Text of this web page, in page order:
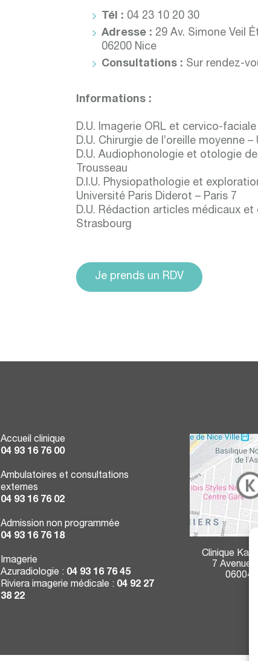
Tél : 04 23 10 20 30
Adresse :29 Av. Simone Veil
06200 Nice
Consultations : Sur rendez-
Informations :
D.U. Imagerie ORL et cervico-
D.U. Chirurgie de l’oreille moyenne
D.U. Audiophonologie et otologie
Trousseau
D.I.U. Physiopathologie et
Université Paris Diderot – Paris 7
D.U. Rédaction articles médicaux
Strasbourg
Je prends un RDV
Accueil clinique
04 93 16 76 00
Ambulatoires et consultations
externes
04 93 16 76 02
Admission non programmée
04 93 16 76 18
Imagerie
Azuradiologie : 04 93 16 76 45
Riviera imagerie médicale : 04 92 27
38 22
Clinique
7 Avenue
06004